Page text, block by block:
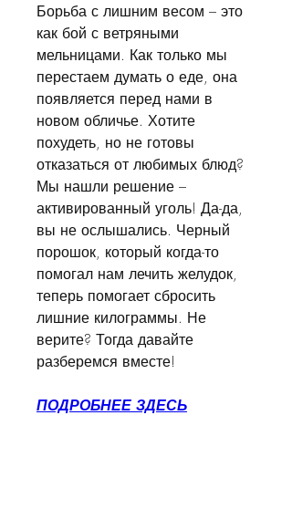
Борьба с лишним весом – это
как бой с ветряными
мельницами. Как только мы
перестаем думать о еде, она
появляется перед нами в
новом обличье. Хотите
похудеть, но не готовы
отказаться от любимых блюд?
Мы нашли решение –
активированный уголь! Да-да,
вы не ослышались. Черный
порошок, который когда-то
помогал нам лечить желудок,
теперь помогает сбросить
лишние килограммы. Не
верите? Тогда давайте
разберемся вместе!
ПОДРОБНЕЕ ЗДЕСЬ